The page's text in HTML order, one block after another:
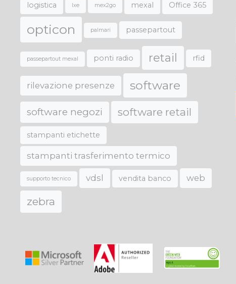
logistica lxe mex2go mexal Office 365
opticon palmari passepartout
passepartout mexal ponti radio retail rfid
rilevazione presenze software
software negozi software retail
stampanti etichette
stampanti trasferimento termico
supporto tecnico vdsl vendita banco web
zebra